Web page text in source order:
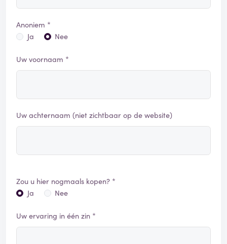
Anoniem *
Ja
Nee
Uw voornaam *
Uw achternaam (niet zichtbaar op de website)
Zou u hier nogmaals kopen? *
Ja
Nee
Uw ervaring in één zin *